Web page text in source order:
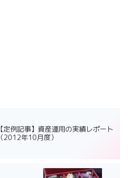
【定例記事】資産運用の実績レポート
（2012年10月度）